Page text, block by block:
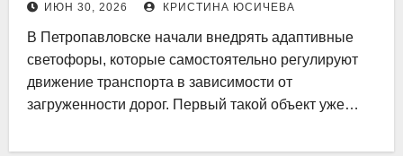
ИЮН 30, 2026 КРИСТИНА ЮСИЧЕВА
В Петропавловске начали внедрять адаптивные
светофоры, которые самостоятельно регулируют
движение транспорта в зависимости от
загруженности дорог. Первый такой объект уже…